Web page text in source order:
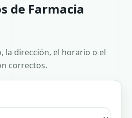
de Farmacia
la dirección, el horario o el
correctos.